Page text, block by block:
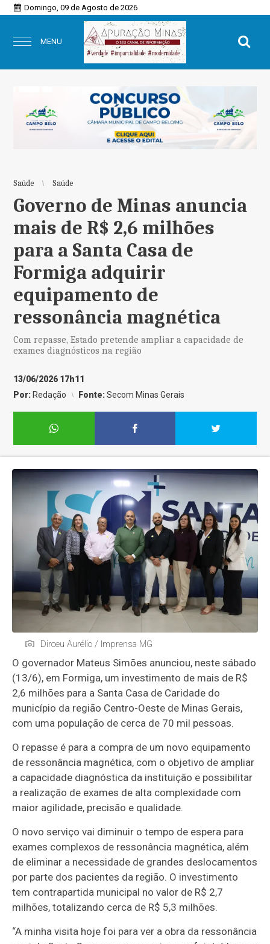
Domingo, 09 de Agosto de 2026
MENU
Saúde Saúde
Governo de Minas anuncia
mais de R$ 2,6 milhões
para a Santa Casa de
Formiga adquirir
equipamento de
ressonância magnética
Com repasse, Estado pretende ampliar a capacidade de
exames diagnósticos na região
13/06/2026 17h11
Por: Redação Fonte:Secom Minas Gerais
Dirceu Aurélio / Imprensa MG
O governador Mateus Simões anunciou, neste sábado
(13/6), em Formiga, um investimento de mais de R$
2,6 milhões para a Santa Casa de Caridade do
município da região Centro-Oeste de Minas Gerais,
com uma população de cerca de 70 mil pessoas.
O repasse é para a compra de um novo equipamento
de ressonância magnética, com o objetivo de ampliar
a capacidade diagnóstica da instituição e possibilitar
a realização de exames de alta complexidade com
maior agilidade, precisão e qualidade.
O novo serviço vai diminuir o tempo de espera para
exames complexos de ressonância magnética, além
de eliminar a necessidade de grandes deslocamentos
por parte dos pacientes da região. O investimento
tem contrapartida municipal no valor de R$ 2,7
milhões, totalizando cerca de R$ 5,3 milhões.
“A minha visita hoje foi para ver a obra da ressonância